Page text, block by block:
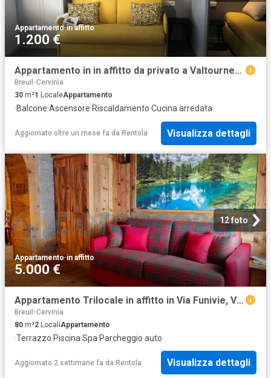
Appartamento·in affitto
1.200 €
Appartamento in in affitto da privato a Valtournenche via Cristallo, arredato, box, da privato TrovaCasa
Breuil-Cervinia
30 m²1 LocaleAppartamento
·Balcone·Ascensore·Riscaldamento·Cucina arredata
Aggiornato oltre un mese fa da Rentola Visualizza dettagli
12 foto
Appartamento·in affitto
5.000 €
Appartamento Trilocale in affitto in Via Funivie, Valtournenche
Breuil-Cervinia
80 m²2 LocaliAppartamento
·Terrazzo·Piscina·Spa·Parcheggio auto
Aggiornato 2 settimane fa da Rentola Visualizza dettagli